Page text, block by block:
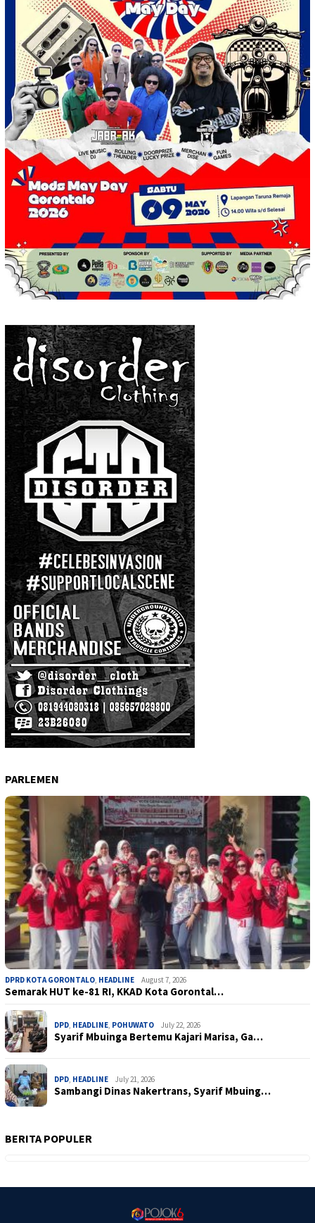
PARLEMEN
DPRD KOTA GORONTALO, HEADLINE August 7, 2026
Semarak HUT ke-81 RI, KKAD Kota Gorontal…
DPD, HEADLINE, POHUWATO July 22, 2026
Syarif Mbuinga Bertemu Kajari Marisa, Ga…
DPD, HEADLINE July 21, 2026
Sambangi Dinas Nakertrans, Syarif Mbuing…
BERITA POPULER